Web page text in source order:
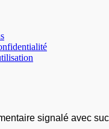
signalé avec